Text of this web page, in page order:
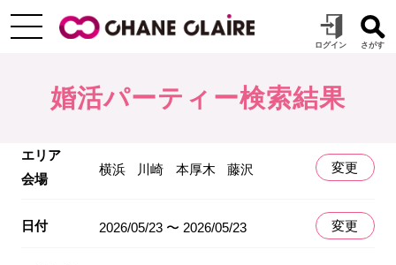
婚活パーティー検索結果
エリア
会場
横浜 川崎 本厚木 藤沢 変更
日付 2026/05/23 〜 2026/05/23 変更